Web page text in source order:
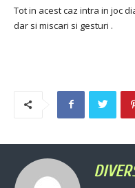
Tot in acest caz intra in joc
dar si miscari si gesturi .